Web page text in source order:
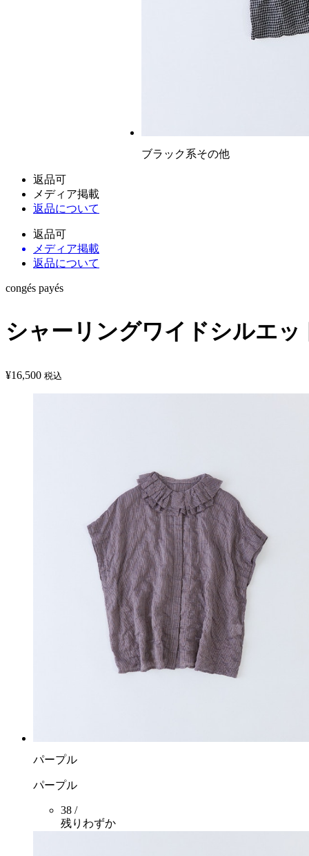
ブラック系その他
返品可
メディア掲載
返品について
返品可
メディア掲載
返品について
congés payés
シャーリングワイドシルエ
¥16,500 税込
パープル
パープル
38 /
残りわずか